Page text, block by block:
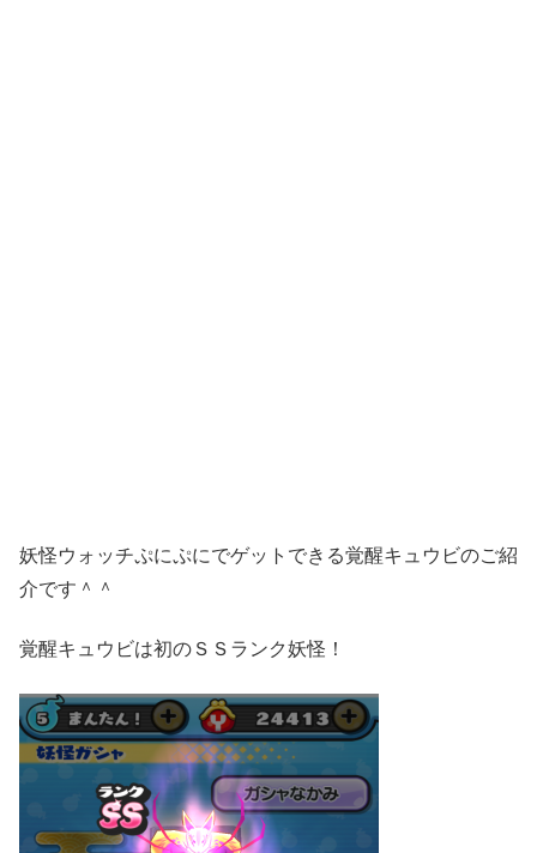
妖怪ウォッチぷにぷにでゲットできる覚醒キュウビのご紹
介です＾＾
覚醒キュウビは初のＳＳランク妖怪！